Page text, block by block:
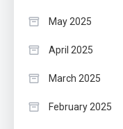
May 2025
April 2025
March 2025
February 2025